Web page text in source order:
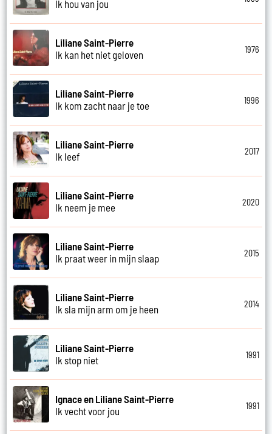
Ik hou van jou
Liliane Saint-Pierre
Ik kan het niet geloven
1976
Liliane Saint-Pierre
Ik kom zacht naar je toe
1996
Liliane Saint-Pierre
Ik leef
2017
Liliane Saint-Pierre
Ik neem je mee
2020
Liliane Saint-Pierre
Ik praat weer in mijn slaap
2015
Liliane Saint-Pierre
Ik sla mijn arm om je heen
2014
Liliane Saint-Pierre
Ik stop niet
1991
Ignace en Liliane Saint-Pierre
Ik vecht voor jou
1991